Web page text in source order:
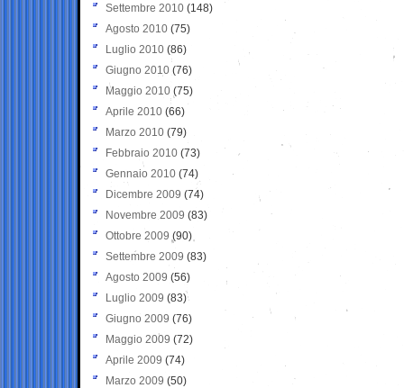
Settembre 2010 (148)
Agosto 2010 (75)
Luglio 2010 (86)
Giugno 2010 (76)
Maggio 2010 (75)
Aprile 2010 (66)
Marzo 2010 (79)
Febbraio 2010 (73)
Gennaio 2010 (74)
Dicembre 2009 (74)
Novembre 2009 (83)
Ottobre 2009 (90)
Settembre 2009 (83)
Agosto 2009 (56)
Luglio 2009 (83)
Giugno 2009 (76)
Maggio 2009 (72)
Aprile 2009 (74)
Marzo 2009 (50)